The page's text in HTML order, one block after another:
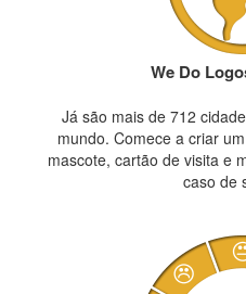
We Do
Já são mais de 712
mundo. Comece a criar
mascote, cartão de visita e
caso de